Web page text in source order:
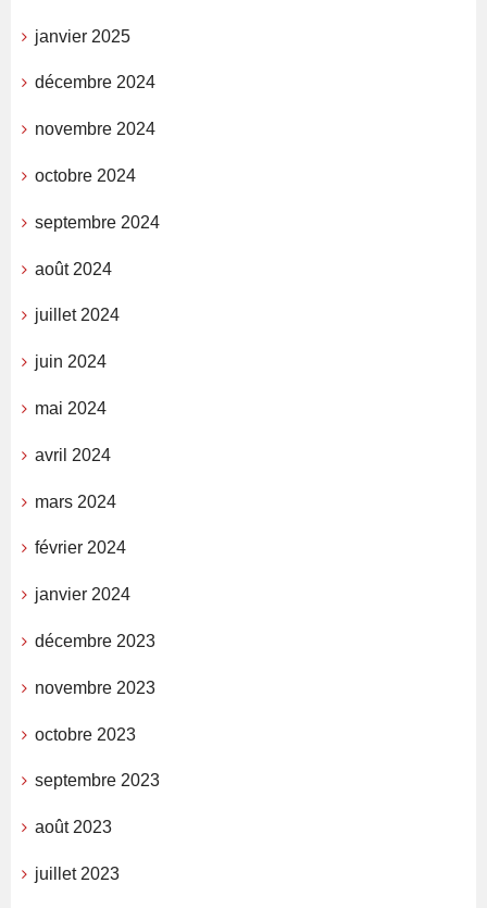
janvier 2025
décembre 2024
novembre 2024
octobre 2024
septembre 2024
août 2024
juillet 2024
juin 2024
mai 2024
avril 2024
mars 2024
février 2024
janvier 2024
décembre 2023
novembre 2023
octobre 2023
septembre 2023
août 2023
juillet 2023